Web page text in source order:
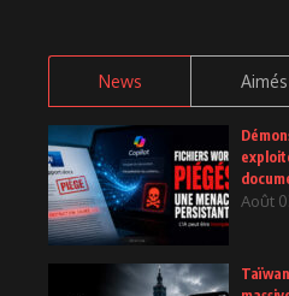
News Aimés
Août